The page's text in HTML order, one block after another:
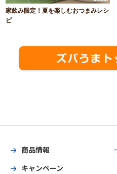
家飲み限定！夏を楽しむおつまみレシ
ピ
商品情報
キャンペーン